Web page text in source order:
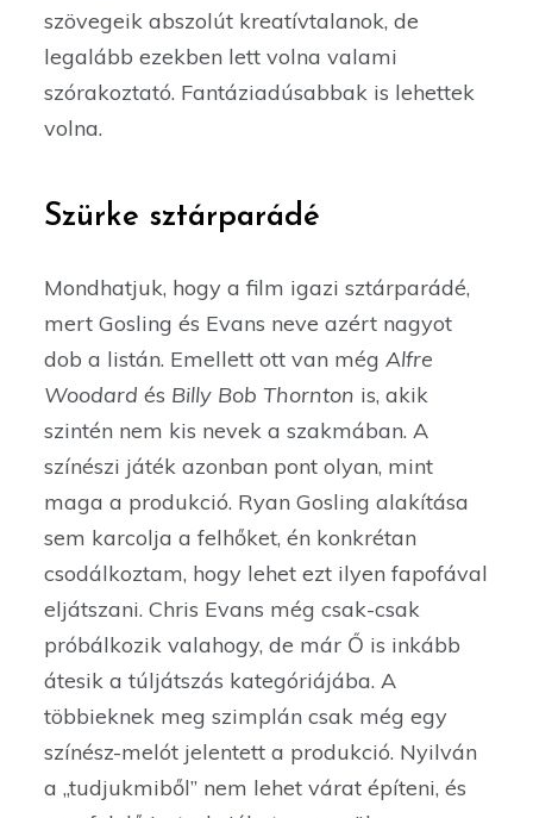
szövegeik abszolút kreatívtalanok, de
legalább ezekben lett volna valami
szórakoztató. Fantáziadúsabbak is lehettek
volna.
Szürke sztárparádé
Mondhatjuk, hogy a film igazi sztárparádé,
mert Gosling és Evans neve azért nagyot
dob a listán. Emellett ott van mégAlfre
Woodard és Billy Bob Thornton is, akik
szintén nem kis nevek a szakmában. A
színészi játék azonban pont olyan, mint
maga a produkció. Ryan Gosling alakítása
sem karcolja a felhőket, én konkrétan
csodálkoztam, hogy lehet ezt ilyen fapofával
eljátszani. Chris Evans még csak-csak
próbálkozik valahogy, de már Ő is inkább
átesik a túljátszás kategóriájába. A
többieknek meg szimplán csak még egy
színész-melót jelentett a produkció. Nyilván
a „tudjukmiből” nem lehet várat építeni, és